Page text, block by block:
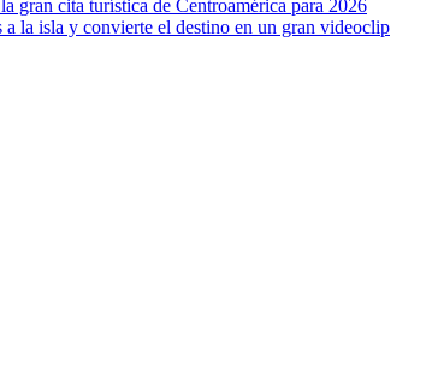
gran cita turística de Centroamérica para 2026
la isla y convierte el destino en un gran videoclip